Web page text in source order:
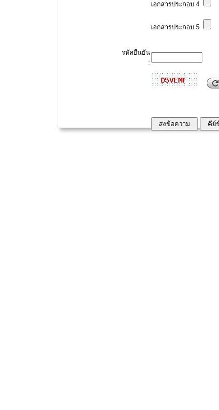
เอกสารประกอบ 4
เอกสารประกอบ 5
รหัสยืนยัน
: